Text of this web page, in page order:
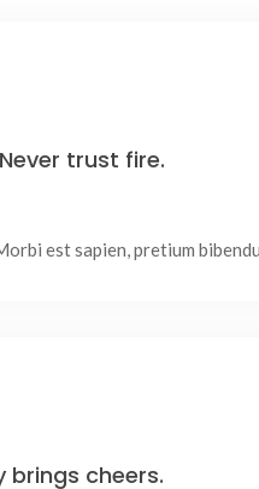
trust fire.
est sapien, pretium
cheers.